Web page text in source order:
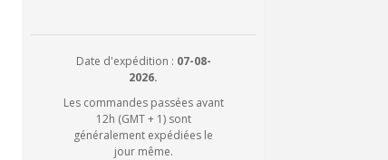
Date d'expédition : 07-08-
2026.
Les commandes passées avant
12h (GMT + 1) sont
généralement expédiées le
jour même.